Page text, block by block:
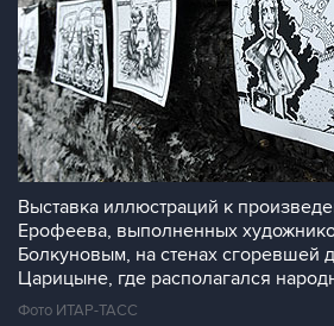
Выставка иллюстраций к
Ерофеева, выполненных
Болкуновым, на стенах сгоревшей
Царицыне, где располагался
Фото ИТАР-ТАСС